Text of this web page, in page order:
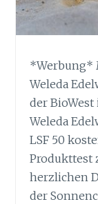
*Werbung*
Weleda
der
Weleda
LSF 50
Produkttest
herzlichen
der